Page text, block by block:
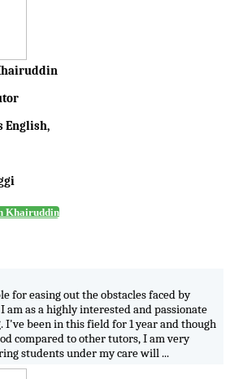
English,
Khairuddin
for easing out the obstacles faced by
am as a highly interested and passionate
I've been in this field for 1 year and though
compared to other tutors, I am very
students under my care will ...